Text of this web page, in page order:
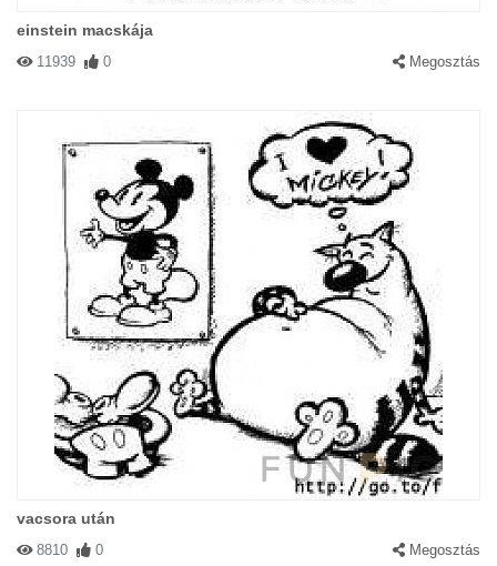
einstein macskája
11939 0 Megosztás
vacsora után
8810 0 Megosztás